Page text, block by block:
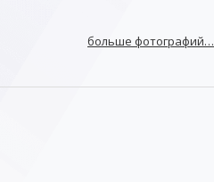
больше фотографий…